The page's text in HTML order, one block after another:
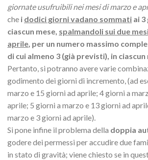
giornate usufruibili nei mesi di marzo e
che i dodici giorni vadano sommati ai
ciascun mese, spalmandoli sui due
aprile, per un numero massimo
di cui almeno 3 (già previsti), in ciascun
Pertanto, si potranno avere varie
godimento dei giorni di incremento, (ad
marzo e 15 giorni ad aprile; 4 giorni a
aprile; 5 giorni a marzo e 13 giorni ad
marzo e 3 giorni ad aprile).
Si pone infine il problema della doppia
godere dei permessi per accudire due
in stato di gravità; viene chiesto se in